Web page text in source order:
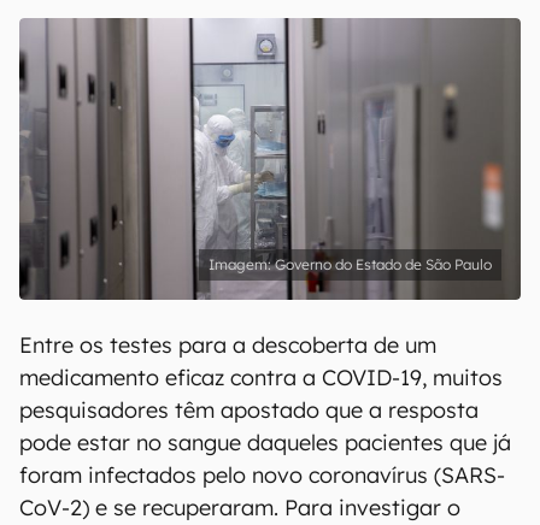
Uso e Política de Privacidade do Canaltech.
Governo do Estado de São Paulo
Entre os testes para a descoberta de um
medicamento eficaz contra a COVID-19, muitos
pesquisadores têm apostado que a resposta
pode estar no sangue daqueles pacientes que já
foram infectados pelo novo coronavírus (SARS-
CoV-2) e se recuperaram. Para investigar o